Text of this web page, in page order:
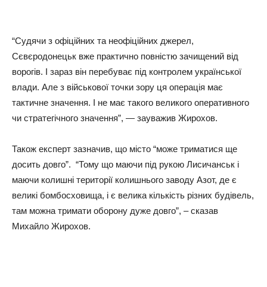
“Судячи з офіційних та неофіційних джерел,
Сєвєродонецьк вже практично повністю зачищений від
ворогів. І зараз він перебуває під контролем української
влади. Але з військової точки зору ця операція має
тактичне значення. І не має такого великого оперативного
чи стратегічного значення”, — зауважив Жирохов.
Також експерт зазначив, що місто “може триматися ще
досить довго”. “Тому що маючи під рукою Лисичанськ і
маючи колишні території колишнього заводу Азот, де є
великі бомбосховища, і є велика кількість різних будівель,
там можна тримати оборону дуже довго”, – сказав
Михайло Жирохов.